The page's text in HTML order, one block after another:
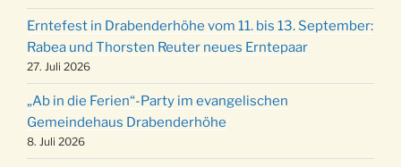
24.12.
Familiengottesdienst mit Krippenspiel im Ev.
Gemeindehaus um 15:00 Uhr
24.12. Familiengottesdienst in der FeG um 16 Uhr
24.12.
Weihnachtsgottesdienst in der Kirche um
15:00 Uhr
24.12.
Weihnachtsgottesdienst in der Kirche um
18:00 Uhr
Erntefest in Drabenderhöhe vom 11. bis 13. September:
Rabea und Thorsten Reuter neues Erntepaar
27. Juli 2026
„Ab in die Ferien“-Party im evangelischen
Gemeindehaus Drabenderhöhe
8. Juli 2026